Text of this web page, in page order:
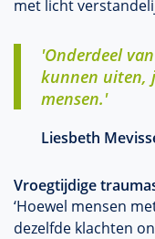
met licht
'Onderdeel
kunnen uiten,
mensen.'
Liesbeth
Vroegtijdige
‘Hoewel mensen
dezelfde klachten